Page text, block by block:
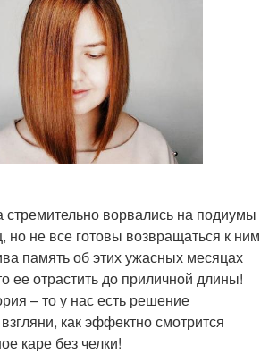
стремительно ворвались на подиумы
но не все готовы возвращаться к ним
память об этих ужасных месяцах
ее отрастить до приличной длины!
– то у нас есть решение
как эффектно смотрится
каре без челки!